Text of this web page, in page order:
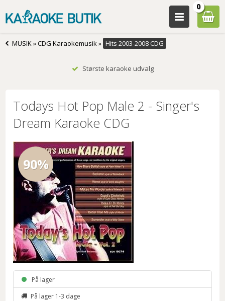
0
MUSIK»CDG Karaokemusik» Hits 2003-2008 CDG
Største karaoke udvalg
Todays Hot Pop Male 2 - Singer's
Dream Karaoke CDG
90%
På lager
På lager 1-3 dage